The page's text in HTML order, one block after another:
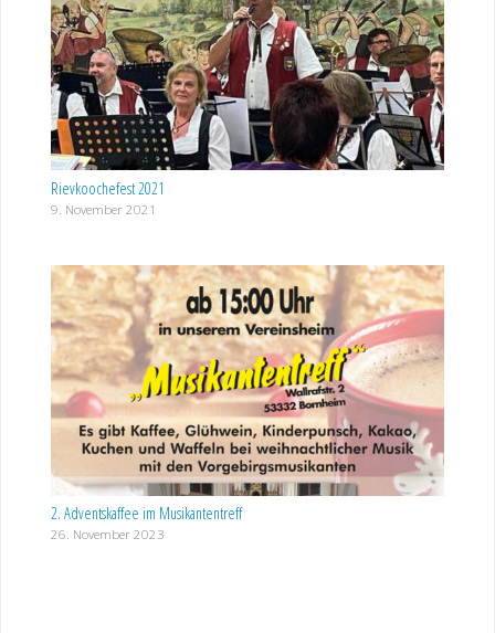
Rievkoochefest 2021
9. November 2021
2. Adventskaffee im Musikantentreff
26. November 2023